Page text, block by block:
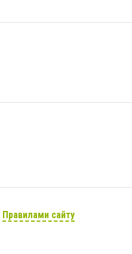
Правилами сайту